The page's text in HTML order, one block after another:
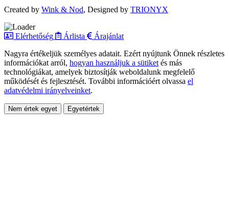
Created by Wink & Nod, Designed by TRIONYX
Elérhetőség Árlista
Árajánlat
Nagyra értékeljük személyes adatait. Ezért nyújtunk Önnek részletes
információkat arról, hogyan használjuk a sütiket és más
technológiákat, amelyek biztosítják weboldalunk megfelelő
működését és fejlesztését. További információért olvassa el
adatvédelmi irányelveinket.
Nem értek egyet Egyetértek